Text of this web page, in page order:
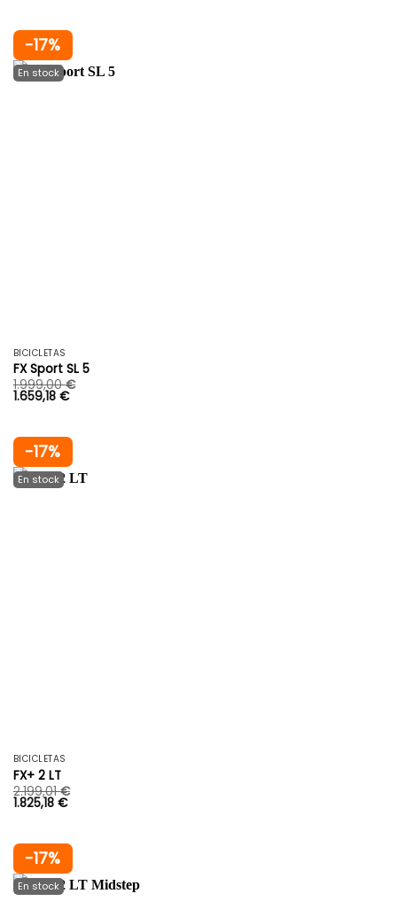
-17%
BICICLETAS
FX Sport SL 5
1.999,00€
1.659,18 €
-17%
BICICLETAS
FX+ 2 LT
2.199,01€
1.825,18 €
-17%